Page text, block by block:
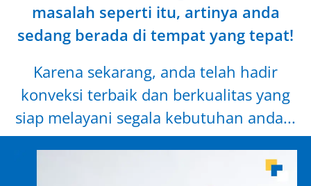
masalah seperti itu, artinya anda
sedang berada di tempat yang tepat!
Karena sekarang, anda telah hadir
konveksi terbaik dan berkualitas yang
siap melayani segala kebutuhan anda...